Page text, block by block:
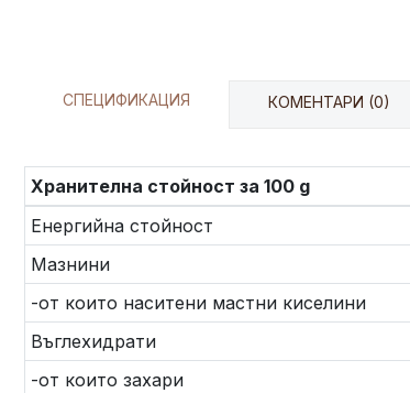
СПЕЦИФИКАЦИЯ КОМЕНТАРИ (0)
Хранителна стойност за 100 g
Енергийна стойност
Мазнини
-от които наситени мастни киселини
Въглехидрати
-от които захари